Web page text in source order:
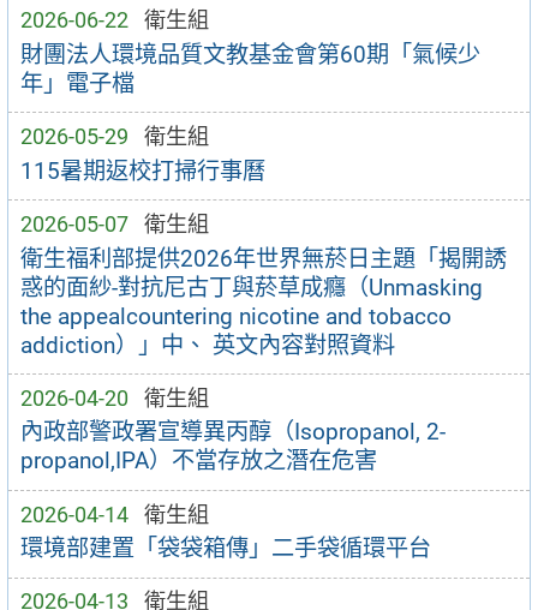
2026-06-22 衛生組
財團法人環境品質文教基金會第60期「氣候少
年」電子檔
2026-05-29 衛生組
115暑期返校打掃行事曆
2026-05-07 衛生組
衛生福利部提供2026年世界無菸日主題「揭開誘
惑的面紗-對抗尼古丁與菸草成癮（Unmasking
the appealcountering nicotine and tobacco
addiction）」中、 英文內容對照資料
2026-04-20 衛生組
內政部警政署宣導異丙醇（Isopropanol, 2-
propanol,IPA）不當存放之潛在危害
2026-04-14 衛生組
環境部建置「袋袋箱傳」二手袋循環平台
2026-04-13 衛生組